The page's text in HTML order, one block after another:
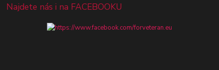
Najdete nás i na FACEBOOKU